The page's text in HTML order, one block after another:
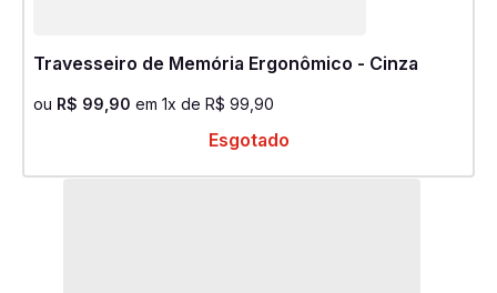
Travesseiro de Memória Ergonômico - Cinza
ou R$ 99 90 em 1x de R$ 99 90
Esgotado